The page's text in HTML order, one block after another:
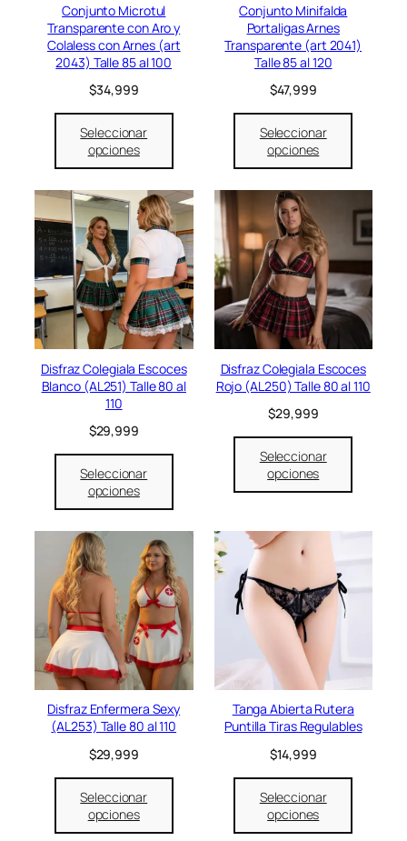
Conjunto Microtul
Transparente con Aro y
Colaless con Arnes (art
2043) Talle 85 al 100
$34,999
Seleccionar
opciones
Conjunto Minifalda
Portaligas Arnes
Transparente (art 2041)
Talle 85 al 120
$47,999
Seleccionar
opciones
Disfraz Colegiala Escoces
Blanco (AL251) Talle 80 al
110
$29,999
Seleccionar
opciones
Disfraz Colegiala Escoces
Rojo (AL250) Talle 80 al 110
$29,999
Seleccionar
opciones
Disfraz Enfermera Sexy
(AL253) Talle 80 al 110
$29,999
Seleccionar
opciones
Tanga Abierta Rutera
Puntilla Tiras Regulables
$14,999
Seleccionar
opciones